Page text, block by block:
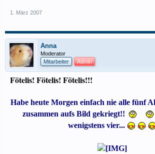
1. März 2007
Anna
Moderator
Mitarbeiter
Admin
Fötelis! Fötelis! Fötelis!!!
Habe heute Morgen einfach nie alle fünf
zusammen aufs Bild gekriegt!!
wenigstens vier...